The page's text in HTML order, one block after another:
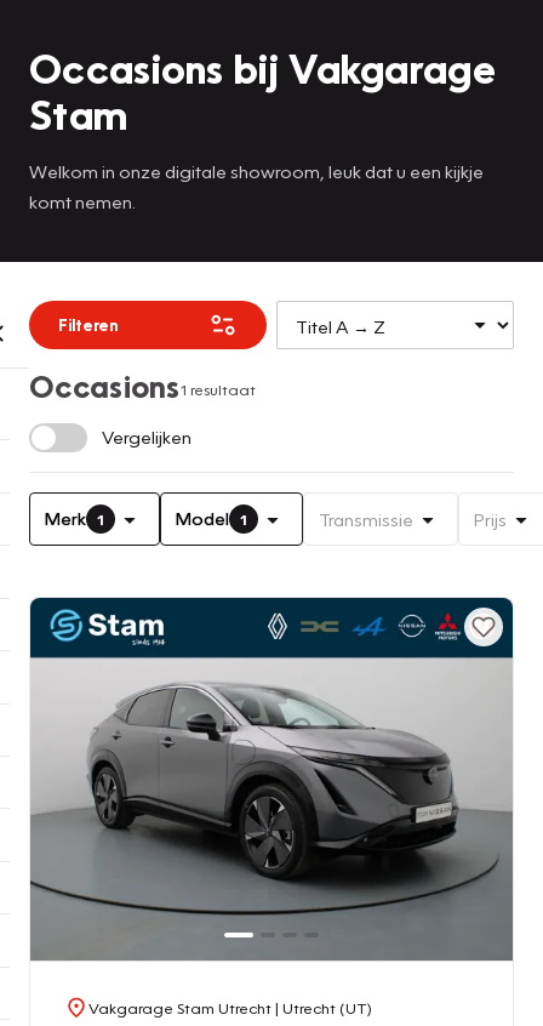
Occasions bij Vakgarage
Stam
Welkom in onze digitale showroom, leuk dat u een kijkje
komt nemen.
Filteren
Occasions1 resultaat
Vergelijken
Merk 1 Model 1 Transmissie Prijs
Vakgarage Stam Utrecht| Utrecht (UT)